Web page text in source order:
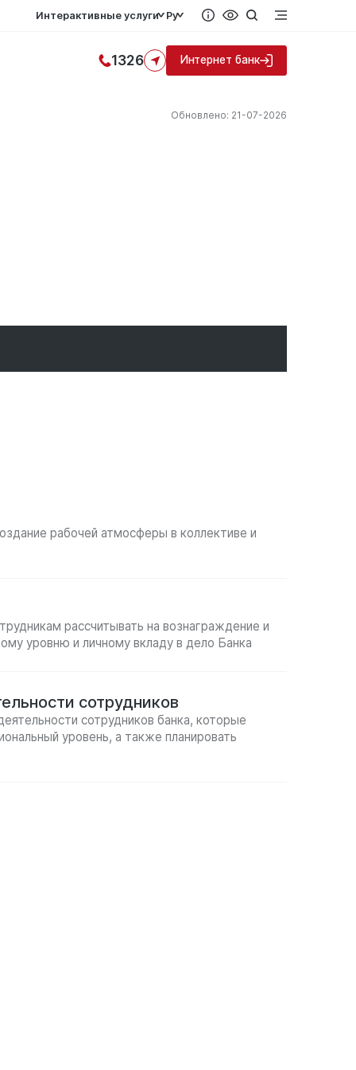
Интерактивные услуги Ру
1326 Интернет банк
Обновлено: 21-07-2026
рабочей атмосферы в коллективе и
рассчитывать на вознаграждение и
уровню и личному вкладу в дело Банка
сотрудников
сотрудников банка, которые
уровень, а также планировать